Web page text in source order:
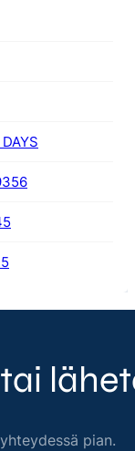
pian.